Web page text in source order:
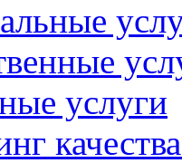
услуги